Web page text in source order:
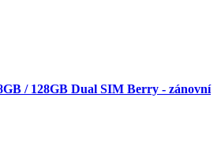
/ 128GB Dual SIM Berry - zánovní